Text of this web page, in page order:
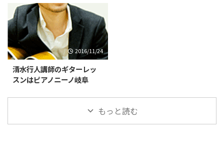
2016/11/24
清水行人講師のギターレッ
スンはピアノニーノ岐阜
もっと読む